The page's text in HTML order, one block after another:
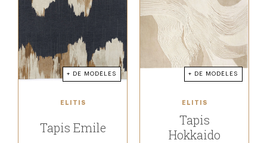
+ DE MODÈLES
ELITIS
Tapis Emile
+ DE MODÈLES
ELITIS
Tapis
Hokkaido